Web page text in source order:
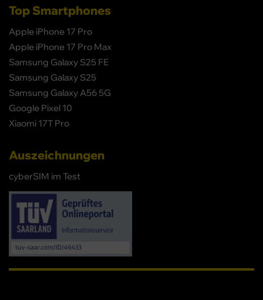
Top Smartphones
Apple iPhone 17 Pro
Apple iPhone 17 Pro Max
Samsung Galaxy S25 FE
Samsung Galaxy S25
Samsung Galaxy A56 5G
Google Pixel 10
Xiaomi 17T Pro
Auszeichnungen
cyberSIM im Test